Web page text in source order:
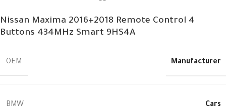
Nissan Maxima 2016+2018 Remote Control 4
Buttons 434MHz Smart 9HS4A
Manufacturer
OEM
Cars
BMW